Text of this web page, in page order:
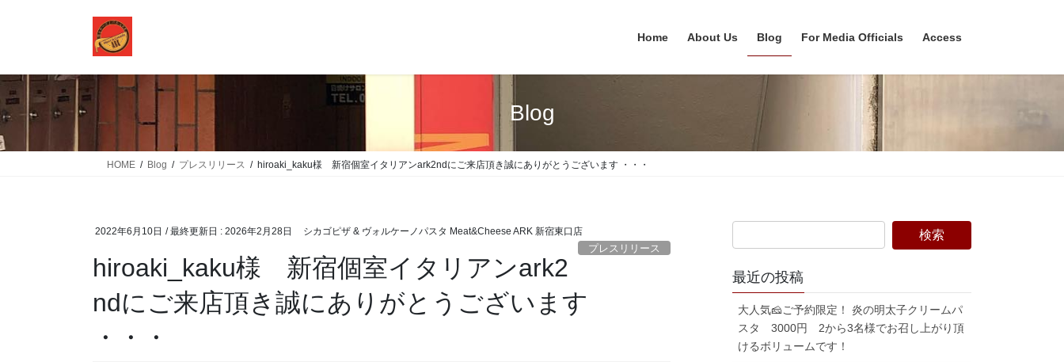
ツ
に
移
動
シ
ョ
ン
に
Home About Us Blog For Media Officials Access
Blog
HOME Blog プレスリリース hiroaki_kaku様 新宿個室イタリアンark2ndにご来店頂き誠にありがとうございます ・・・
2022年6月10日 / 最終更新日 : 2026年2月28日 シカゴピザ & ヴォルケーノパスタ Meat&Cheese ARK 新宿東口店
プレスリリース
hiroaki_kaku様 新宿個室イタリアンark2
ndにご来店頂き誠にありがとうございます
・・・
最近の投稿
大人気🧀ご予約限定！ 炎の明太子クリームパ
スタ 3000円 2から3名様でお召し上がり頂
けるボリュームです！